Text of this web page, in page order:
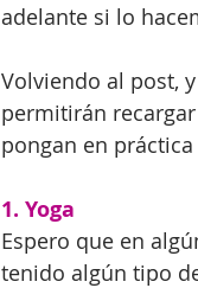
adelante si lo
Volviendo al post,
permitirán
pongan en
1. Yoga
Espero que en
tenido algún tipo